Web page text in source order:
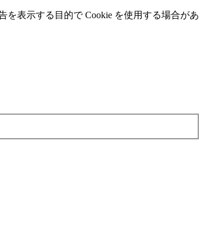
表⽰する⽬的で Cookie を使⽤する場合があ